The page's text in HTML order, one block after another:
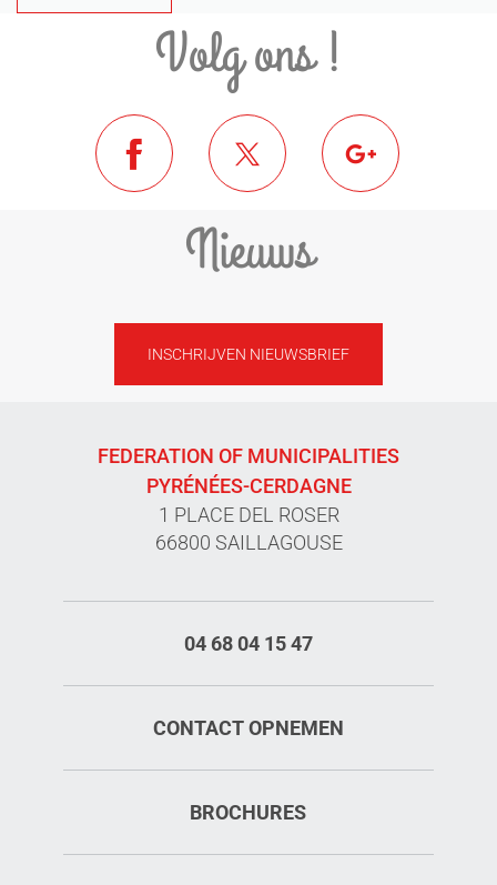
Volg ons !
Nieuws
INSCHRIJVEN NIEUWSBRIEF
FEDERATION OF MUNICIPALITIES
PYRÉNÉES-CERDAGNE
1 PLACE DEL ROSER
66800 SAILLAGOUSE
04 68 04 15 47
CONTACT OPNEMEN
BROCHURES